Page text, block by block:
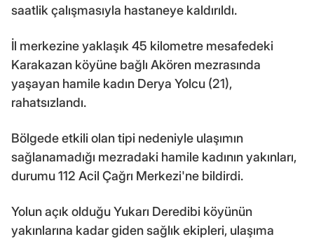
saatlik çalışmasıyla hastaneye kaldırıldı.
İl merkezine yaklaşık 45 kilometre mesafedeki
Karakazan köyüne bağlı Akören mezrasında
yaşayan hamile kadın Derya Yolcu (21),
rahatsızlandı.
Bölgede etkili olan tipi nedeniyle ulaşımın
sağlanamadığı mezradaki hamile kadının yakınları,
durumu 112 Acil Çağrı Merkezi'ne bildirdi.
Yolun açık olduğu Yukarı Deredibi köyünün
yakınlarına kadar giden sağlık ekipleri, ulaşıma